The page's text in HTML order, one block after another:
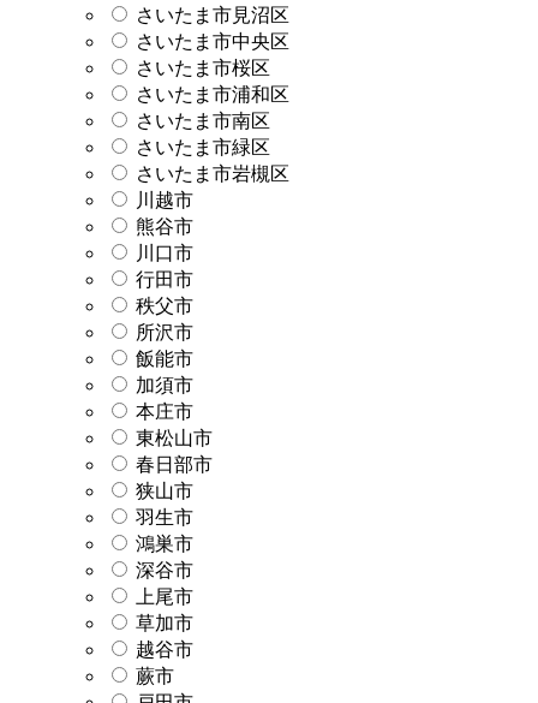
さいたま市見沼区
さいたま市中央区
さいたま市桜区
さいたま市浦和区
さいたま市南区
さいたま市緑区
さいたま市岩槻区
川越市
熊谷市
川口市
行田市
秩父市
所沢市
飯能市
加須市
本庄市
東松山市
春日部市
狭山市
羽生市
鴻巣市
深谷市
上尾市
草加市
越谷市
蕨市